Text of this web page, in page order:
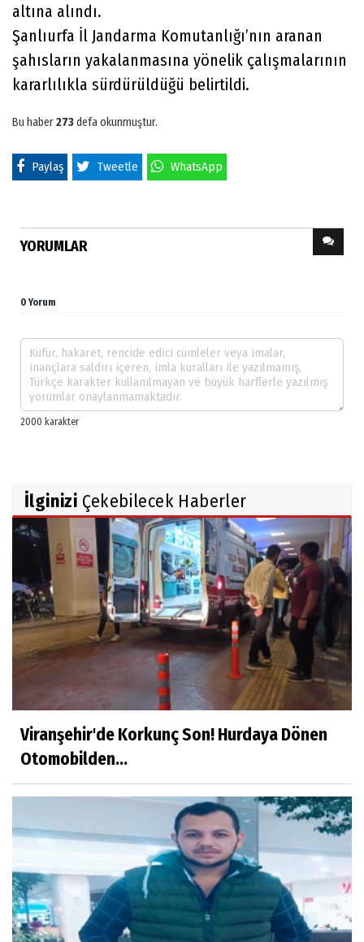
altına alındı.
Şanlıurfa İl Jandarma Komutanlığı’nın aranan
şahısların yakalanmasına yönelik çalışmalarının
kararlılıkla sürdürüldüğü belirtildi.
Bu haber273defa okunmuştur.
Paylaş Tweetle WhatsApp
YORUMLAR
0 Yorum
İlginizi Çekebilecek Haberler
Viranşehir'de Korkunç Son! Hurdaya Dönen
Otomobilden...